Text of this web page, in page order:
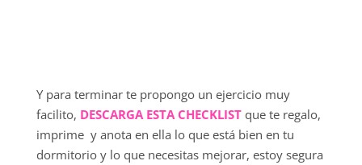
Y para terminar te propongo un ejercicio muy
facilito, DESCARGA ESTA CHECKLIST que te regalo,
imprime y anota en ella lo que está bien en tu
dormitorio y lo que necesitas mejorar, estoy segura